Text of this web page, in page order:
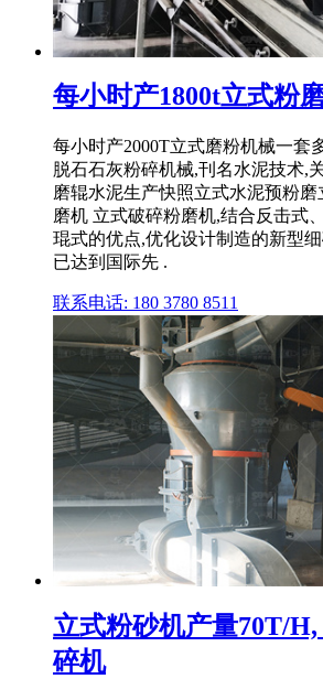
每小时产1800t立式粉
每小时产2000T立式磨粉机械一套
脱石石灰粉碎机械,刊名水泥技术,
磨辊水泥生产快照立式水泥预粉
磨机 立式破碎粉磨机,结合反击式
琨式的优点,优化设计制造的新型
已达到国际先 .
联系电话: 180 3780 8511
立式粉砂机产量70T/
碎机